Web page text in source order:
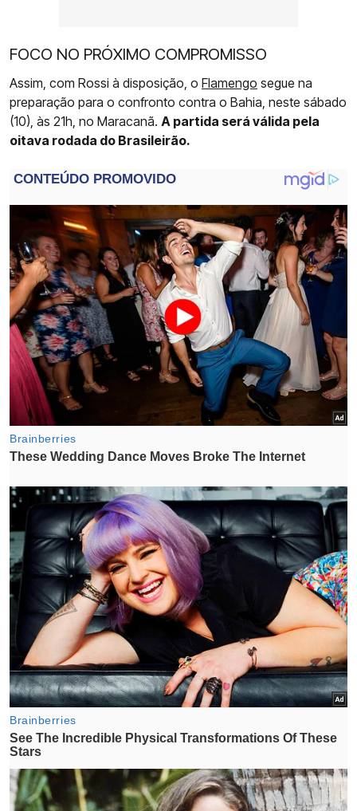
FOCO NO PRÓXIMO COMPROMISSO
Assim, com Rossi à disposição, o Flamengo segue na
preparação para o confronto contra o Bahia, neste sábado
(10), às 21h, no Maracanã. A partida será válida pela
oitava rodada do Brasileirão.